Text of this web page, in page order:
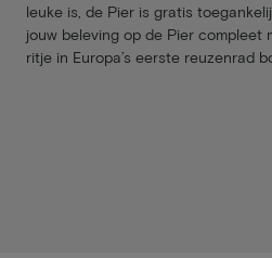
leuke is, de Pier is gratis
jouw beleving op de Pier compleet
ritje in Europa’s eerste reuzenrad